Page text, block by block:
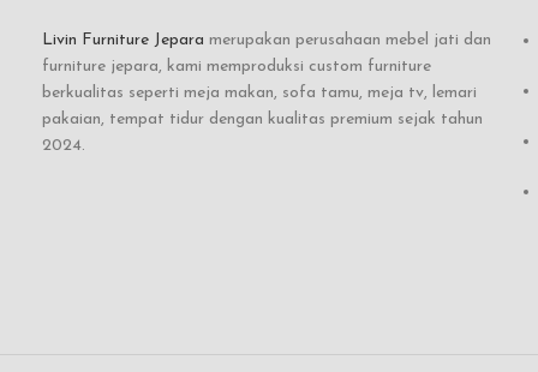
Livin Furniture Jepara merupakan perusahaan mebel jati dan
furniture jepara, kami memproduksi custom furniture
berkualitas seperti meja makan, sofa tamu, meja tv, lemari
pakaian, tempat tidur dengan kualitas premium sejak tahun
2024.